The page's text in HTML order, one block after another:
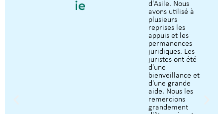
Ie
d'Asile. Nous
avons utilisé à
plusieurs
reprises les
appuis et les
permanences
juridiques. Les
juristes ont été
d'une
bienveillance et
d'une grande
aide. Nous les
remercions
grandement